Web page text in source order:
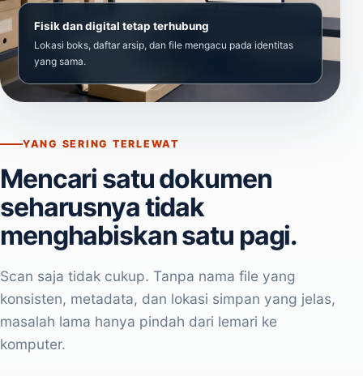
Fisik dan digital tetap terhubung
Lokasi boks, daftar arsip, dan file mengacu pada identitas
yang sama.
YANG SERING TERLEWAT
Mencari satu dokumen
seharusnya tidak
menghabiskan satu pagi.
Scan saja tidak cukup. Tanpa nama file yang
konsisten, metadata, dan lokasi simpan yang jelas,
masalah lama hanya pindah dari lemari ke
komputer.